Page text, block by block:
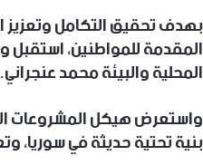
بهدف تحقيق التكامل وتعزيز
المقدمة للمواطنين، استقبل
المحلية والبيئة محمد عنجراني.
واستعرض هيكل المشروعات
بنية تحتية حديثة في سوريا،